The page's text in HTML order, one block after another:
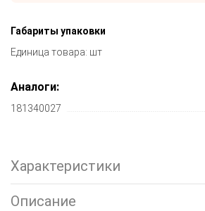
Габариты упаковки
Единица товара: шт
Аналоги:
181340027
Характеристики
Описание